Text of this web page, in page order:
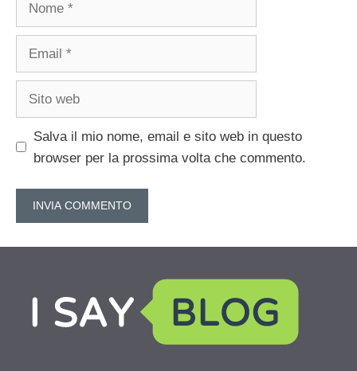
Salva il mio nome, email e sito web in questo
browser per la prossima volta che commento.